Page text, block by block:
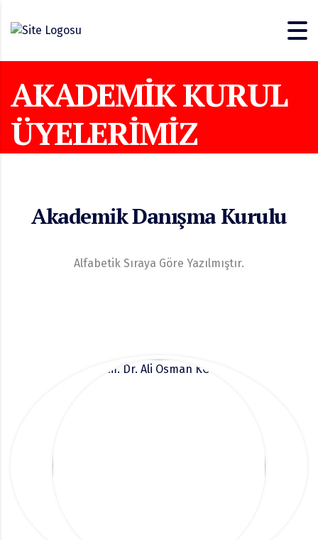
AKADEMIK KURUL
ÜYELERIMIZ
Akademik Danışma Kurulu
Alfabetik Sıraya Göre Yazılmıştır.